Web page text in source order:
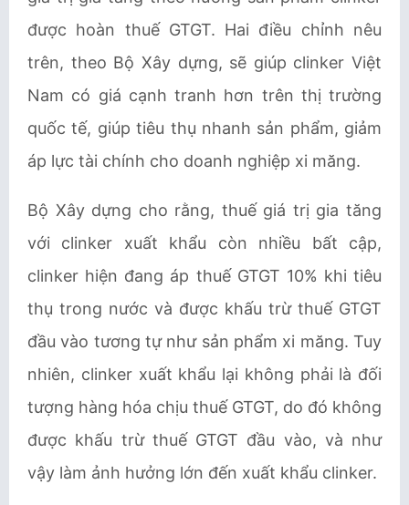
được hoàn thuế GTGT. Hai điều chỉnh nêu
trên, theo Bộ Xây dựng, sẽ giúp clinker Việt
Nam có giá cạnh tranh hơn trên thị trường
quốc tế, giúp tiêu thụ nhanh sản phẩm, giảm
áp lực tài chính cho doanh nghiệp xi măng.
Bộ Xây dựng cho rằng, thuế giá trị gia tăng
với clinker xuất khẩu còn nhiều bất cập,
clinker hiện đang áp thuế GTGT 10% khi tiêu
thụ trong nước và được khấu trừ thuế GTGT
đầu vào tương tự như sản phẩm xi măng. Tuy
nhiên, clinker xuất khẩu lại không phải là đối
tượng hàng hóa chịu thuế GTGT, do đó không
được khấu trừ thuế GTGT đầu vào, và như
vậy làm ảnh hưởng lớn đến xuất khẩu clinker.